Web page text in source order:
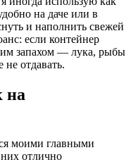
на даче или в
и наполнить свежей
если контейнер
запахом — лука, рыбы
отдавать.
на
моими главными
отлично